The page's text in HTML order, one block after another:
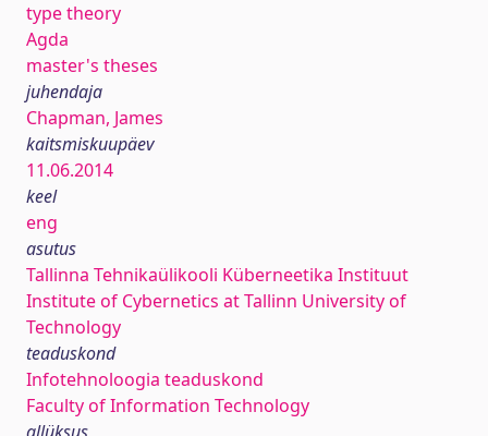
type theory
Agda
master's theses
juhendaja
Chapman, James
kaitsmiskuupäev
11.06.2014
keel
eng
asutus
Tallinna Tehnikaülikooli Küberneetika Instituut
Institute of Cybernetics at Tallinn University of
Technology
teaduskond
Infotehnoloogia teaduskond
Faculty of Information Technology